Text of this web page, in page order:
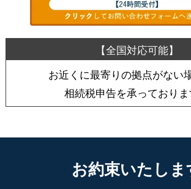
お近くに最寄りの拠点がない
相続税申告を承っておりま
お約束いたしま